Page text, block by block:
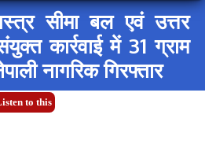
सीमा बल एवं उत्तर
कार्रवाई में 31 ग्राम
नागरिक गिरफ्तार
to this